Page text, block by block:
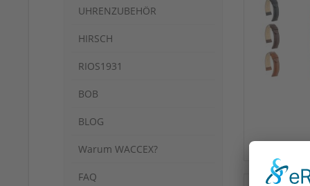
UHRENZUBEHÖR
HIRSCH
RIOS1931
BOB
BLOG
Warum WACCEX?
FAQ